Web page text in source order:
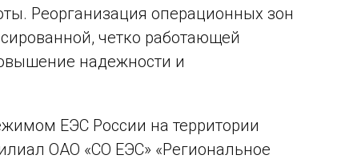
Реорганизация операционных зон
четко работающей
надежности и
ЕЭС России на территории
ОАО «СО ЕЭС» «Региональное